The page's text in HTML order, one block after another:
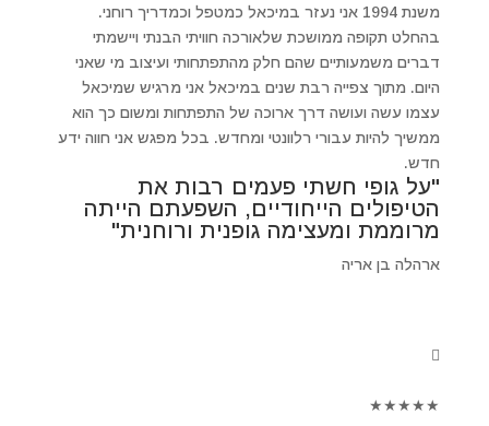
משנת 1994 אני נעזר במיכאל כמטפל וכמדריך רוחני.
בהחלט תקופה ממושכת שלאורכה חוויתי הבנתי ויישמתי
דברים משמעותיים שהם חלק מהתפתחותי ועיצוב מי שאני
היום. מתוך צפייה רבת שנים במיכאל אני מרגיש שמיכאל
עצמו עשה ועושה דרך ארוכה של התפתחות ומשום כך הוא
ממשיך להיות עבורי רלוונטי ומחדש. בכל מפגש אני חווה ידע
חדש.
"על גופי חשתי פעמים רבות את
הטיפולים הייחודיים, השפעתם הייתה
מרוממת ומעצימה גופנית ורוחנית"
ארהלה בן אריה
★
★
★
★
★